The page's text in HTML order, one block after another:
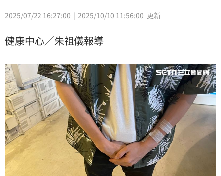
2025/07/22 16:27:00 2025/10/10 11:56:00 更新
健康中心／朱祖儀報導